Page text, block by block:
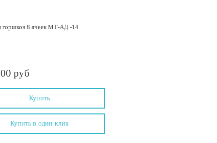
горшков 8 ячеек МТ-АД -14
руб
Купить
Купить в один клик